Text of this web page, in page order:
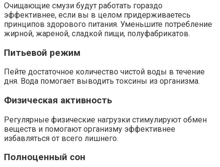
Очищающие смузи будут работать гораздо
эффективнее, если вы в целом придерживаетесь
принципов здорового питания. Уменьшите потребление
жирной, жареной, сладкой пищи, полуфабрикатов.
Питьевой режим
Пейте достаточное количество чистой воды в течение
дня. Вода помогает выводить токсины из организма.
Физическая активность
Регулярные физические нагрузки стимулируют обмен
веществ и помогают организму эффективнее
избавляться от всего лишнего.
Полноценный сон